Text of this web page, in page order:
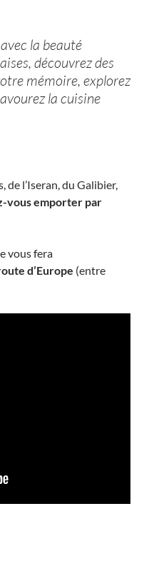
la beauté
découvrez des
mémoire, explorez
la cuisine
de l’Iseran, du Galibier,
vous emporter par
vous fera
d’Europe (entre